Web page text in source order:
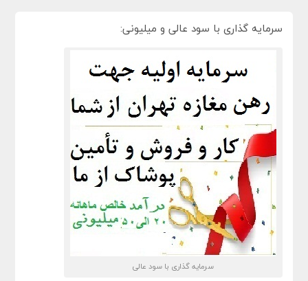
سرمایه گذاری با سود عالی و میلیونی:
سرمایه گذاری با سود عالی